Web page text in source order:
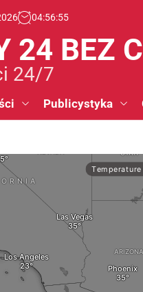
04:56:56
24 BEZ
24/7
Publicystyka